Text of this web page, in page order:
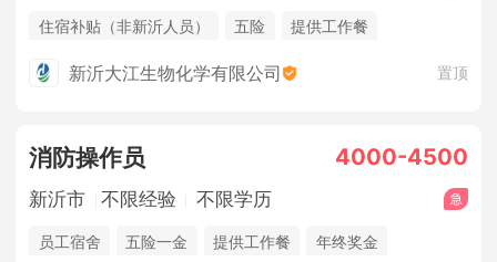
住宿补贴（非新沂人员） 五险
提供工作餐
奖励计划
新沂大江生物化学有限公司 置顶
消防操作员 4000-4500
新沂市 不限经验 不限学历
员工宿舍 五险一金 提供工作餐
年终奖金